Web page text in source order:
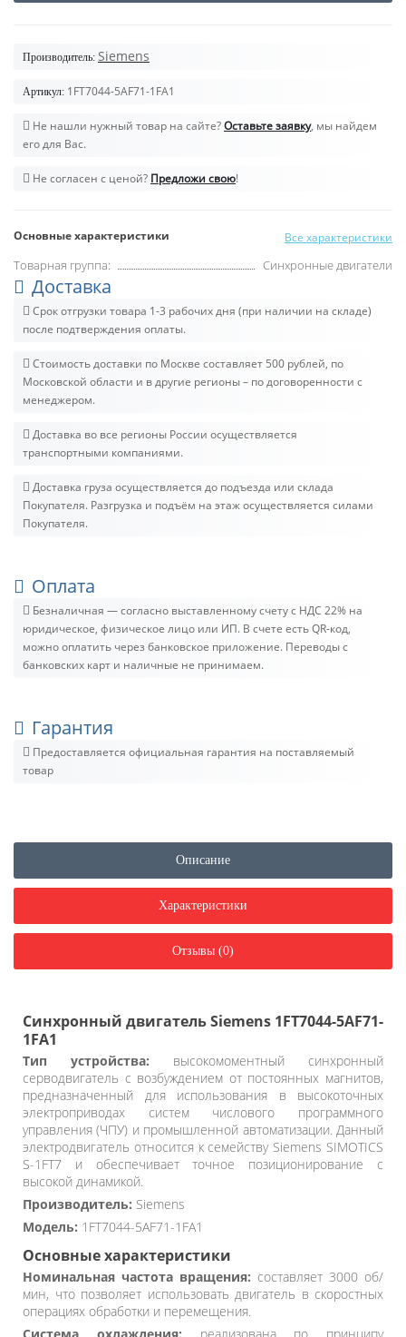
Производитель: Siemens
Артикул: 1FT7044-5AF71-1FA1
Не нашли нужный товар на сайте?Оставьте заявку, мы найдем
его для Вас.
Не согласен с ценой? Предложи свою!
Основные характеристики Все характеристики
Товарная группа: Синхронные двигатели
Доставка
Срок отгрузки товара 1-3 рабочих дня (при наличии на складе)
после подтверждения оплаты.
Стоимость доставки по Москве составляет 500 рублей, по
Московской области и в другие регионы – по договоренности с
менеджером.
Доставка во все регионы России осуществляется
транспортными компаниями.
Доставка груза осуществляется до подъезда или склада
Покупателя. Разгрузка и подъём на этаж осуществляется силами
Покупателя.
Оплата
Безналичная — согласно выставленному счету c НДС 22% на
юридическое, физическое лицо или ИП. В счете есть QR-код,
можно оплатить через банковское приложение. Переводы с
банковских карт и наличные не принимаем.
Гарантия
Предоставляется официальная гарантия на поставляемый
товар
Описание
Характеристики
Отзывы (0)
Синхронный двигатель Siemens 1FT7044-5AF71-
1FA1
Тип устройства: высокомоментный синхронный
серводвигатель с возбуждением от постоянных магнитов,
предназначенный для использования в высокоточных
электроприводах систем числового программного
управления (ЧПУ) и промышленной автоматизации. Данный
электродвигатель относится к семейству Siemens SIMOTICS
S-1FT7 и обеспечивает точное позиционирование с
высокой динамикой.
Производитель: Siemens
Модель: 1FT7044-5AF71-1FA1
Основные характеристики
Номинальная частота вращения: составляет 3000 об/
мин, что позволяет использовать двигатель в скоростных
операциях обработки и перемещения.